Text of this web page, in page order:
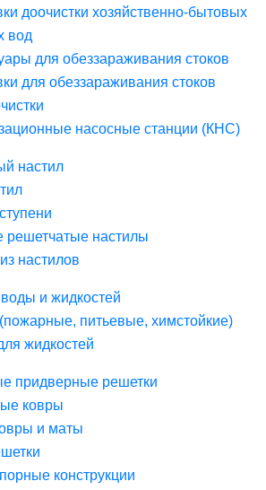
доочистки хозяйственно-бытовых
вод
для обеззараживания стоков
для обеззараживания стоков
насосные станции (КНС)
настил
решетчатые настилы
настилов
и жидкостей
питьевые, химстойкие)
жидкостей
придверные решетки
ковры
и маты
конструкции